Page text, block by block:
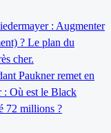
: Augmenter
? Le plan du
cher.
Paukner remet en
: Où est le Black
72 millions ?